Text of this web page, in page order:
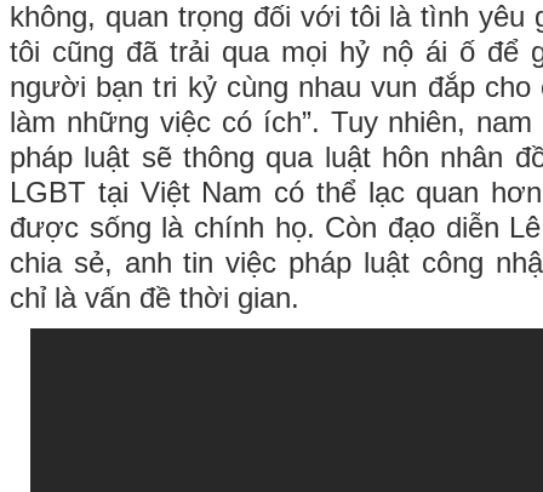
không, quan trọng đối với tôi là tình yêu
tôi cũng đã trải qua mọi hỷ nộ ái ố để
người bạn tri kỷ cùng nhau vun đắp cho
làm những việc có ích”. Tuy nhiên,
pháp luật sẽ thông qua luật hôn nhân
LGBT tại Việt Nam có thể lạc quan
được sống là chính họ. Còn đạo diễn
chia sẻ, anh tin việc pháp luật công
chỉ là vấn đề thời gian.